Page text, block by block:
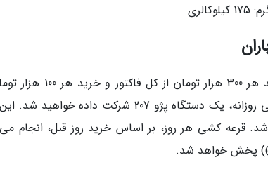
شد. قرعه کشی هر روز، بر اساس خرید روز قبل،